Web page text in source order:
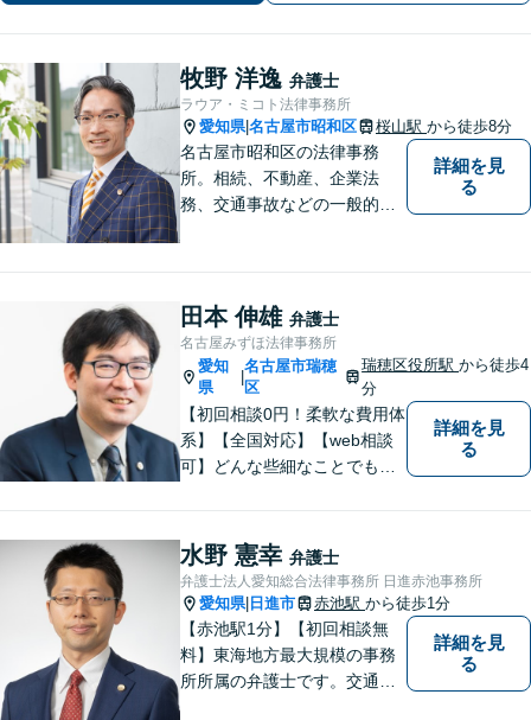
牧野 洋逸 弁護士
ラウア・ミコト法律事務所
愛知県|名古屋市昭和区 桜山駅 から徒歩8分
名古屋市昭和区の法律事務
所。相続、不動産、企業法
務、交通事故などの一般的な
料】【桜山駅より徒歩８分】
【駐車場あり】【オンライン
相談可】
詳細を見
る
田本 伸雄 弁護士
名古屋みずほ法律事務所
愛知
県
名古屋市瑞穂
区
瑞穂区役所駅から徒歩4
分
【初回相談0円！柔軟な費用体
系】【全国対応】【web相談
可】どんな些細なことでもお
ターネット／削除請求や開示
請求、利用規約などのトラブ
ルはお任せ！相続／感情面の
納得感を重視します。
詳細を見
る
水野 憲幸 弁護士
弁護士法人愛知総合法律事務所 日進赤池事務所
愛知県| 日進市 赤池駅 から徒歩1分
【赤池駅1分】【初回相談無
料】東海地方最大規模の事務
所所属の弁護士です。交通事
詳細を見
る